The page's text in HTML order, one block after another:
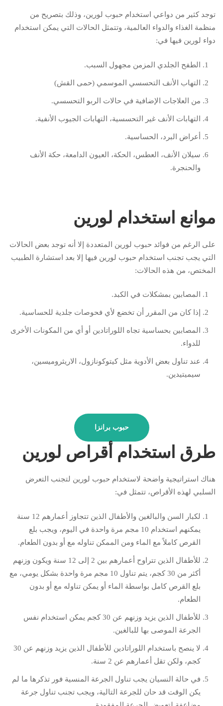
توجد كثير من دواعي استخدام حبوب لورين، وذلك بتصريح من
منظمة الغذاء والدواء العالمية، وتتمثل الحالات التي يمكن استخدام
دواء لورين فيها في:
الطفح الجلدي المزمن مجهول السبب.
التهاب الأنف التحسسي الموسمي (حمى القش)
من العلاجات الإضافية في حالات الربو التحسسي.
التهابات الأنف غير التحسسية، التهابات الجيوب الأنفية.
أعراض البرد، الحساسية.
سيلان الأنف، العطس، الحكة، العيون الدامعة، حكة الأنف
والحنجرة.
موانع استخدام لورين
على الرغم من فوائد حبوب لورين المتعددة إلا أنه توجد بعض الحالات
التي يجب تجنب استخدام حبوب لورين فيها إلا بعد استشارة الطبيب
المختص، من هذه الحالات:
المصابين بمشكلات في الكبد.
إذا كان من المقرر أن تخضع لأي فحوصات جلدية للحساسية.
المصابين بحساسية تجاه اللوراتادين أو أي من المكونات الأخرى
للدواء.
عند تناول بعض الأدوية مثل كيتوكونازول، الاريثروميسين،
سيميتيدين.
حبوب برانزا
طرق استخدام أقراص لورين
هناك استراتيجية واضحة لاستخدام حبوب لورين لتجنب التعرض
السلبي لهذه الأقراص، تتمثل في:
لكبار السن والبالغين والأطفال الذين تتجاوز أعمارهم 12 سنة
يمكنهم استخدام 10 مجم مرة واحدة في اليوم، ويجب بلع
القرص كاملاً مع الماء ومن الممكن تناوله مع أو بدون الطعام.
للأطفال الذين تتراوح أعمارهم بين 2 إلى 12 سنة ويكون وزنهم
أكثر من 30 كجم، يتم تناول 10 مجم مرة واحدة بشكل يومي، مع
بلع القرص كامل بواسطة الماء أو يمكن تناوله مع أو بدون
الطعام.
للأطفال الذين يزيد وزنهم عن 30 كجم يمكن استخدام نفس
الجرعة الموصى بها للبالغين.
لا ينصح باستخدام اللوراتادين للأطفال الذين يزيد وزنهم عن 30
كجم، ولكن تقل أعمارهم عن 2 سنة.
في حالة النسيان يجب تناول الجرعة المنسية فور تذكرها ما لم
يكن الوقت قد حان للجرعة التالية، ويجب تجنب تناول جرعة